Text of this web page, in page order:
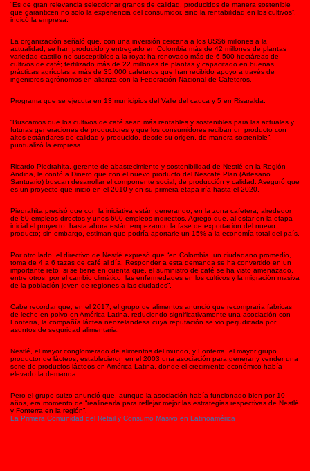
“Es de gran relevancia seleccionar granos de calidad, producidos de manera sostenible
que garanticen no solo la experiencia del consumidor, sino la rentabilidad en los cultivos”,
indicó la empresa.
La organización señaló que, con una inversión cercana a los US$6 millones a la
actualidad, se han producido y entregado en Colombia más de 42 millones de plantas
variedad castillo no susceptibles a la roya; ha renovado más de 6.500 hectáreas de
cultivos de café; fertilizado más de 22 millones de plantas y capacitado en buenas
prácticas agrícolas a más de 35.000 cafeteros que han recibido apoyo a través de
ingenieros agrónomos en alianza con la Federación Nacional de Cafeteros.
Programa que se ejecuta en 13 municipios del Valle del cauca y 5 en Risaralda.
“Buscamos que los cultivos de café sean más rentables y sostenibles para las actuales y
futuras generaciones de productores y que los consumidores reciban un producto con
altos estándares de calidad y producido, desde su origen, de manera sostenible”,
puntualizó la empresa.
Ricardo Piedrahita, gerente de abastecimiento y sostenibilidad de Nestlé en la Región
Andina, le contó a Dinero que con el nuevo producto del Nescafé Plan (Artesano
Santuario) buscan desarrollar el componente social, de producción y calidad. Aseguró que
es un proyecto que inició en el 2010 y en su primera etapa iría hasta el 2020.
Piedrahita precisó que con la iniciativa están generando, en la zona cafetera, alrededor
de 60 empleos directos y unos 600 empleos indirectos. Agregó que, al estar en la etapa
inicial el proyecto, hasta ahora están empezando la fase de exportación del nuevo
producto; sin embargo, estiman que podría aportarle un 15% a la economía total del país.
Por otro lado, el directivo de Nestlé expresó que “en Colombia, un ciudadano promedio,
toma de 4 a 6 tazas de café al día. Responder a esta demanda se ha convertido en un
importante reto, si se tiene en cuenta que, el suministro de café se ha visto amenazado,
entre otros, por el cambio climático; las enfermedades en los cultivos y la migración masiva
de la población joven de regiones a las ciudades”.
Cabe recordar que, en el 2017, el grupo de alimentos anunció que recompraría fábricas
de leche en polvo en América Latina, reduciendo significativamente una asociación con
Fonterra, la compañía láctea neozelandesa cuya reputación se vio perjudicada por
asuntos de seguridad alimentaria.
Nestlé, el mayor conglomerado de alimentos del mundo, y Fonterra, el mayor grupo
productor de lácteos, establecieron en el 2003 una asociación para generar y vender una
serie de productos lácteos en América Latina, donde el crecimiento económico había
elevado la demanda.
Pero el grupo suizo anunció que, aunque la asociación había funcionado bien por 10
años, era momento de “realinearla para reflejar mejor las estrategias respectivas de Nestlé
y Fonterra en la región”.
La Primera Comunidad del Retail y Consumo Masivo en Latinoamérica